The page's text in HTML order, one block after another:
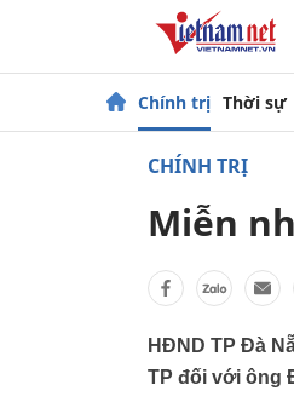
Chính trị Thời sự
CHÍNH TRỊ
Miễn
HĐND TP Đà
TP đối với ông